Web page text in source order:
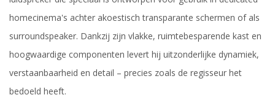
homecinema's achter akoestisch transparante schermen of als
surroundspeaker. Dankzij zijn vlakke, ruimtebesparende kast en
hoogwaardige componenten levert hij uitzonderlijke dynamiek,
verstaanbaarheid en detail – precies zoals de regisseur het
bedoeld heeft.